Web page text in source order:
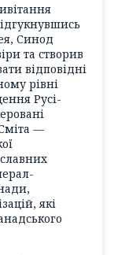
Синод
та створив
відповідні
рівні
Русі-
—
які